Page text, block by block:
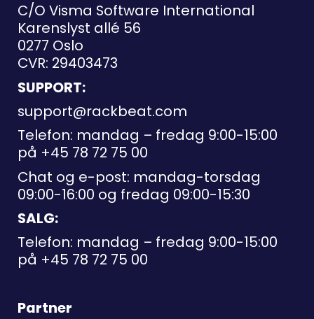
C/O Visma Software International
Karenslyst allé 56
0277 Oslo
CVR: 29403473
SUPPORT:
support@rackbeat.com
Telefon: mandag – fredag 9:00-15:00
på +45 78 72 75 00
Chat og e-post: mandag-torsdag
09:00-16:00 og fredag 09:00-15:30
SALG:
Telefon: mandag – fredag 9:00-15:00
på +45 78 72 75 00
Partner